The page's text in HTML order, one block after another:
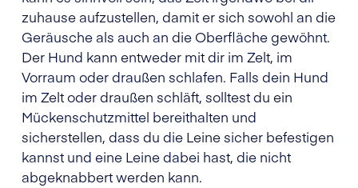
zuhause aufzustellen, damit er sich sowohl an die
Geräusche als auch an die Oberfläche gewöhnt.
Der Hund kann entweder mit dir im Zelt, im
Vorraum oder draußen schlafen. Falls dein Hund
im Zelt oder draußen schläft, solltest du ein
Mückenschutzmittel bereithalten und
sicherstellen, dass du die Leine sicher befestigen
kannst und eine Leine dabei hast, die nicht
abgeknabbert werden kann.